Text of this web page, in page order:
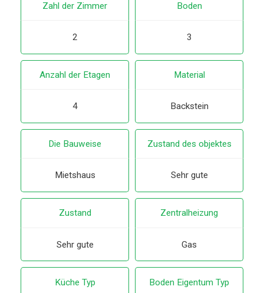
Zahl der Zimmer
2
Boden
3
Anzahl der Etagen
4
Material
Backstein
Die Bauweise
Mietshaus
Zustand des objektes
Sehr gute
Zustand
Sehr gute
Zentralheizung
Gas
Küche Typ Boden Eigentum Typ